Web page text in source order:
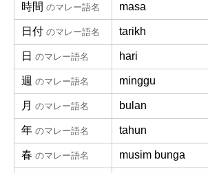
時間 のマレー語名 masa
日付 のマレー語名 tarikh
日 のマレー語名 hari
週 のマレー語名 minggu
月 のマレー語名 bulan
年 のマレー語名 tahun
春 のマレー語名 musim bunga